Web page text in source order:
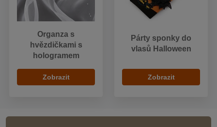
Organza s
hvězdičkami s
hologramem
Zobrazit
Párty sponky do
vlasů Halloween
Zobrazit